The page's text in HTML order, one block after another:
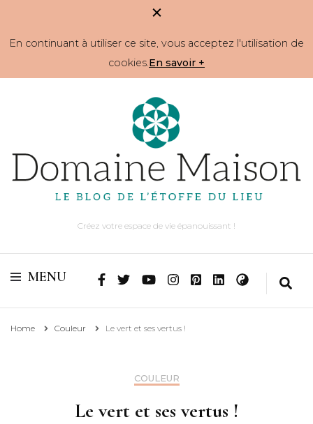
En continuant à utiliser ce site, vous acceptez l'utilisation de
cookies.En savoir +
Créez votre espace de vie épanouissant !
MENU
Home Couleur Le vert et ses vertus !
COULEUR
Le vert et ses vertus !